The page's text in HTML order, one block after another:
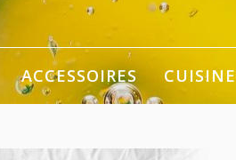
ACCESSOIRES CUISINE